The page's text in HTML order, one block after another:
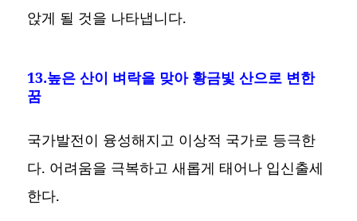
앉게 될 것을 나타냅니다.
13.높은 산이 벼락을 맞아 황금빛 산으로 변한
꿈
국가발전이 융성해지고 이상적 국가로 등극한
다. 어려움을 극복하고 새롭게 태어나 입신출세
한다.